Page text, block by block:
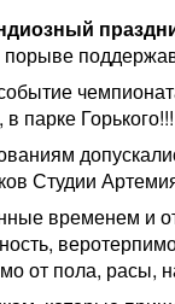
порыве
парке Горького!!!
Студии
временем и
от пола, расы,